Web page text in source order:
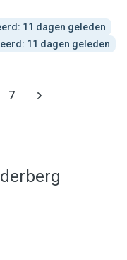
11 dagen geleden
11 dagen geleden
7